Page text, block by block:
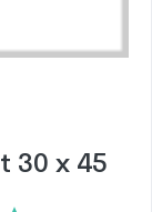
30 x 45